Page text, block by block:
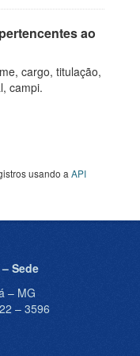
ao
cargo, titulação,
campi.
usando a API
Sede
– MG
– 3596